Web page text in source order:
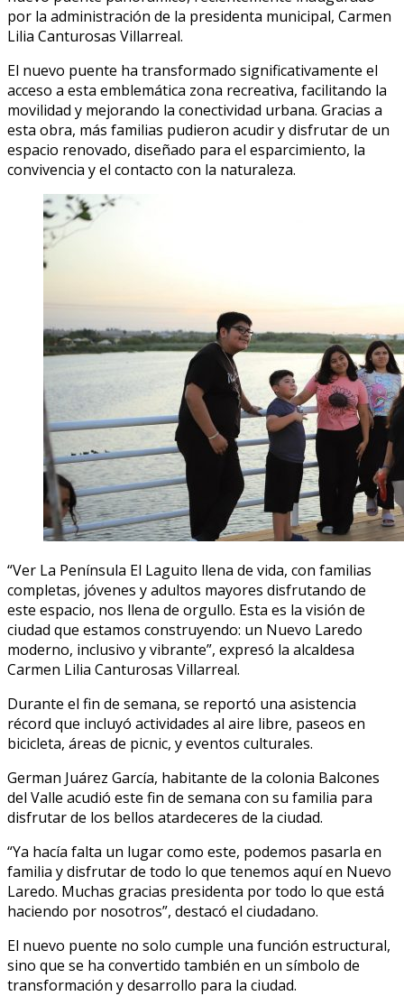
por la administración de la presidenta municipal, Carmen
Lilia Canturosas Villarreal.
El nuevo puente ha transformado significativamente el
acceso a esta emblemática zona recreativa, facilitando la
movilidad y mejorando la conectividad urbana. Gracias a
esta obra, más familias pudieron acudir y disfrutar de un
espacio renovado, diseñado para el esparcimiento, la
convivencia y el contacto con la naturaleza.
“Ver La Península El Laguito llena de vida, con familias
completas, jóvenes y adultos mayores disfrutando de
este espacio, nos llena de orgullo. Esta es la visión de
ciudad que estamos construyendo: un Nuevo Laredo
moderno, inclusivo y vibrante”, expresó la alcaldesa
Carmen Lilia Canturosas Villarreal.
Durante el fin de semana, se reportó una asistencia
récord que incluyó actividades al aire libre, paseos en
bicicleta, áreas de picnic, y eventos culturales.
German Juárez García, habitante de la colonia Balcones
del Valle acudió este fin de semana con su familia para
disfrutar de los bellos atardeceres de la ciudad.
“Ya hacía falta un lugar como este, podemos pasarla en
familia y disfrutar de todo lo que tenemos aquí en Nuevo
Laredo. Muchas gracias presidenta por todo lo que está
haciendo por nosotros”, destacó el ciudadano.
El nuevo puente no solo cumple una función estructural,
sino que se ha convertido también en un símbolo de
transformación y desarrollo para la ciudad.